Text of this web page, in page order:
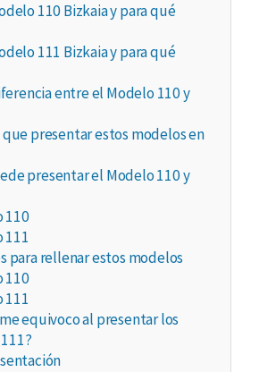
110 Bizkaia y para qué
111 Bizkaia y para qué
entre el Modelo 110 y
que presentar estos modelos en
presentar el Modelo 110 y
110
111
para rellenar estos modelos
110
111
me equivoco al presentar los